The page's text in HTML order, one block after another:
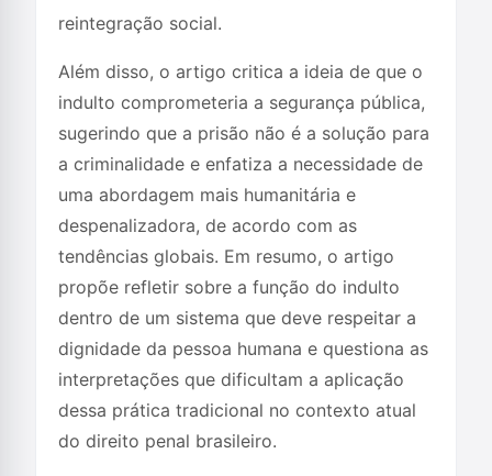
reintegração social.
Além disso, o artigo critica a ideia de que o
indulto comprometeria a segurança pública,
sugerindo que a prisão não é a solução para
a criminalidade e enfatiza a necessidade de
uma abordagem mais humanitária e
despenalizadora, de acordo com as
tendências globais. Em resumo, o artigo
propõe refletir sobre a função do indulto
dentro de um sistema que deve respeitar a
dignidade da pessoa humana e questiona as
interpretações que dificultam a aplicação
dessa prática tradicional no contexto atual
do direito penal brasileiro.